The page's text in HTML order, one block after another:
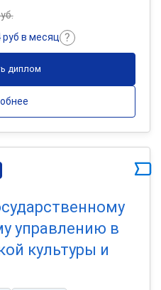
руб в месяц
диплом
управлению в
культуры и